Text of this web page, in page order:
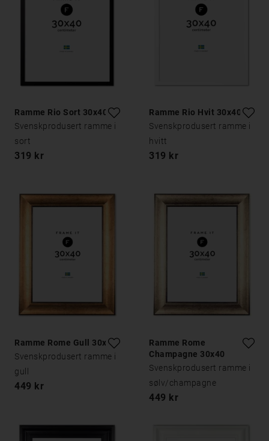
Ramme Rio Sort 30x40
Svenskprodusert ramme i
sort
319 kr
Ramme Rio Hvit 30x40
Svenskprodusert ramme i
hvitt
319 kr
Ramme Rome Gull 30x40
Svenskprodusert ramme i
gull
449 kr
Ramme Rome
Champagne 30x40
Svenskprodusert ramme i
sølv/champagne
449 kr